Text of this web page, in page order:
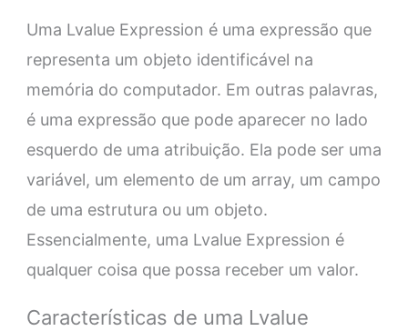
Uma Lvalue Expression é uma expressão que
representa um objeto identificável na
memória do computador. Em outras palavras,
é uma expressão que pode aparecer no lado
esquerdo de uma atribuição. Ela pode ser uma
variável, um elemento de um array, um campo
de uma estrutura ou um objeto.
Essencialmente, uma Lvalue Expression é
qualquer coisa que possa receber um valor.
Características de uma Lvalue